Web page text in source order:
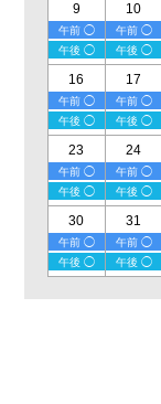
9
午前 ◯
午後 ◯
10
午前 ◯
午後 ◯
16
午前 ◯
午後 ◯
17
午前 ◯
午後 ◯
23
午前 ◯
午後 ◯
24
午前 ◯
午後 ◯
30
午前 ◯
午後 ◯
31
午前 ◯
午後 ◯